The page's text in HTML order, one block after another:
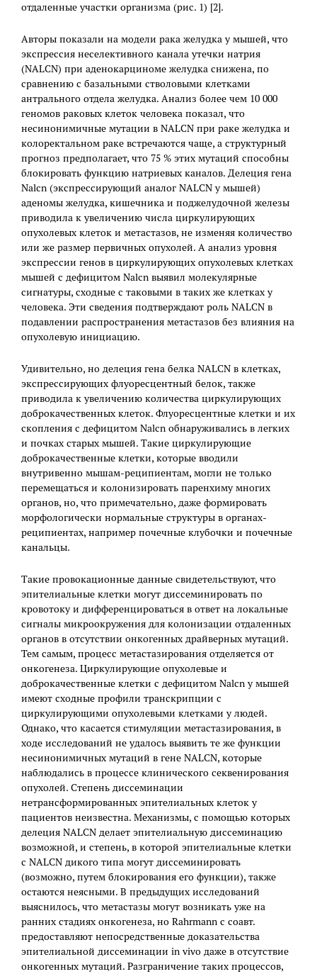
отдаленные участки организма (рис. 1) [2].
Авторы показали на модели рака желудка у мышей, что
экспрессия неселективного канала утечки натрия
(NALCN) при аденокарциноме желудка снижена, по
сравнению с базальными стволовыми клетками
антрального отдела желудка. Анализ более чем 10 000
геномов раковых клеток человека показал, что
несинонимичные мутации в NALCN при раке желудка и
колоректальном раке встречаются чаще, а структурный
прогноз предполагает, что 75 % этих мутаций способны
блокировать функцию натриевых каналов. Делеция гена
Nalcn (экспрессирующий аналог NALCN у мышей)
аденомы желудка, кишечника и поджелудочной железы
приводила к увеличению числа циркулирующих
опухолевых клеток и метастазов, не изменяя количество
или же размер первичных опухолей. А анализ уровня
экспрессии генов в циркулирующих опухолевых клетках
мышей с дефицитом Nalcn выявил молекулярные
сигнатуры, сходные с таковыми в таких же клетках у
человека. Эти сведения подтверждают роль NALCN в
подавлении распространения метастазов без влияния на
опухолевую инициацию.
Удивительно, но делеция гена белка NALCN в клетках,
экспрессирующих флуоресцентный белок, также
приводила к увеличению количества циркулирующих
доброкачественных клеток. Флуоресцентные клетки и их
скопления с дефицитом Nalcn обнаруживались в легких
и почках старых мышей. Такие циркулирующие
доброкачественные клетки, которые вводили
внутривенно мышам-реципиентам, могли не только
перемещаться и колонизировать паренхиму многих
органов, но, что примечательно, даже формировать
морфологически нормальные структуры в органах-
реципиентах, например почечные клубочки и почечные
канальцы.
Такие провокационные данные свидетельствуют, что
эпителиальные клетки могут диссеминировать по
кровотоку и дифференцироваться в ответ на локальные
сигналы микроокружения для колонизации отдаленных
органов в отсутствии онкогенных драйверных мутаций.
Тем самым, процесс метастазирования отделяется от
онкогенеза. Циркулирующие опухолевые и
доброкачественные клетки с дефицитом Nalcn у мышей
имеют сходные профили транскрипции с
циркулирующими опухолевыми клетками у людей.
Однако, что касается стимуляции метастазирования, в
ходе исследований не удалось выявить те же функции
несинонимичных мутаций в гене NALCN, которые
наблюдались в процессе клинического секвенирования
опухолей. Степень диссеминации
нетрансформированных эпителиальных клеток у
пациентов неизвестна. Механизмы, с помощью которых
делеция NALCN делает эпителиальную диссеминацию
возможной, и степень, в которой эпителиальные клетки
с NALCN дикого типа могут диссеминировать
(возможно, путем блокирования его функции), также
остаются неясными. В предыдущих исследований
выяснилось, что метастазы могут возникать уже на
ранних стадиях онкогенеза, но Rahrmann с соавт.
предоставляют непосредственные доказательства
эпителиальной диссеминации in vivo даже в отсутствие
онкогенных мутаций. Разграничение таких процессов,